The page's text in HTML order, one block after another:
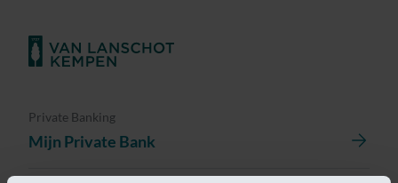
Private Banking
Mijn Private Bank